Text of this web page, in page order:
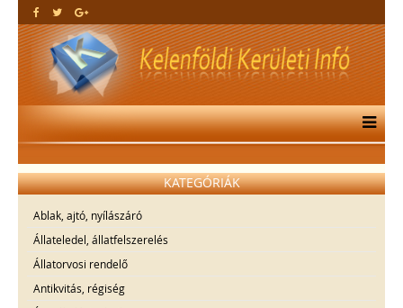
KATEGÓRIÁK
Ablak, ajtó, nyílászáró
Állateledel, állatfelszerelés
Állatorvosi rendelő
Antikvitás, régiség